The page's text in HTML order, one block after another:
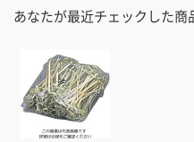
あなたが最近チェックした商